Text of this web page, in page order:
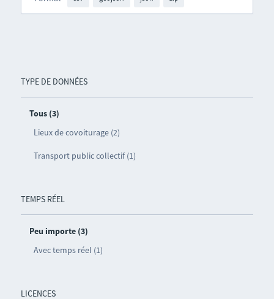
TYPE DE DONNÉES
Tous (3)
Lieux de covoiturage (2)
Transport public collectif (1)
TEMPS RÉEL
Peu importe (3)
Avec temps réel (1)
LICENCES